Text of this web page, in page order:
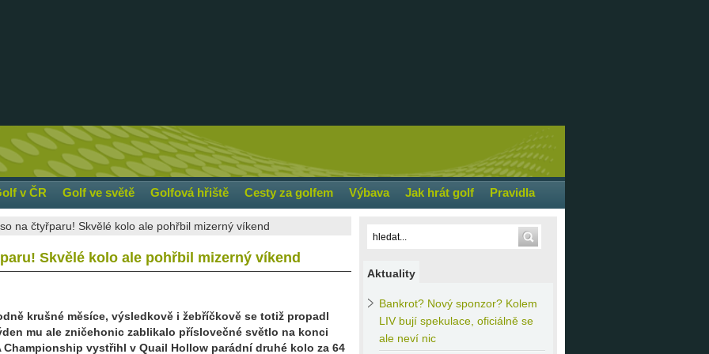
v ČR Golf ve světě Golfová hřiště Cesty za golfem Výbava Jak hrát golf Pravidla
na čtyřparu! Skvělé kolo ale pohřbil mizerný víkend
Skvělé kolo ale pohřbil mizerný víkend
krušné měsíce, výsledkově i žebříčkově se totiž propadl
mu ale zničehonic zablikalo příslovečné světlo na konci
vystřihl v Quail Hollow parádní druhé kolo za 64
Aktuality
Bankrot? Nový sponzor? Kolem
LIV bují spekulace, oficiálně se
ale neví nic